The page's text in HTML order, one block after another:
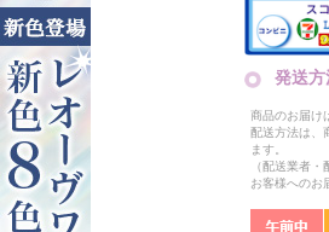
発送方
商品のお届け
配送方法は、
ます。
（配送業者
お客様へのお